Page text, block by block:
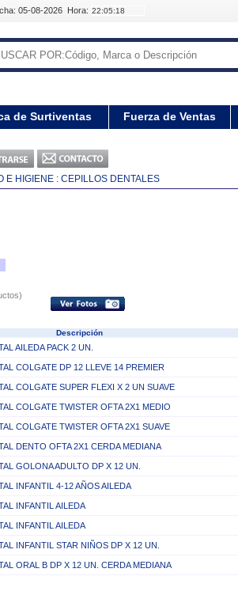
05-08-2026 Hora:
de Surtiventas Fuerza de Ventas
E HIGIENE : CEPILLOS DENTALES
Descripción
AILEDA PACK 2 UN.
COLGATE DP 12 LLEVE 14 PREMIER
COLGATE SUPER FLEXI X 2 UN SUAVE
COLGATE TWISTER OFTA 2X1 MEDIO
COLGATE TWISTER OFTA 2X1 SUAVE
DENTO OFTA 2X1 CERDA MEDIANA
GOLONA ADULTO DP X 12 UN.
INFANTIL 4-12 AÑOS AILEDA
INFANTIL AILEDA
INFANTIL AILEDA
INFANTIL STAR NIÑOS DP X 12 UN.
ORAL B DP X 12 UN. CERDA MEDIANA